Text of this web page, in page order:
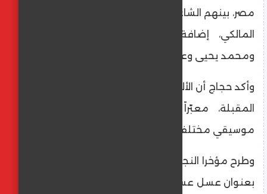
مصر، بينهم الشاعر تامر حسين، والقاياتي، وأحمد
المالكي، إضافة إلى الملحنين وليد سعد
ومحمد يحيى وعزيز الشافعي.
وأكد حجاج أن الألبوم الجديد سيطرح خلال الفترة
المقبلة، معبّراً عن حماسه لتقديم شكل
موسيقي مختلف لجمهوره.
وطرح مؤخرا النجم مصطفى حجاج أحدث أغانيه
بعنوان عسل عسل من ألبوم لسة حبيبي، وهي